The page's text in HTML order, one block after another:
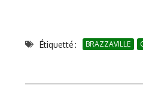
Étiquetté : BRAZZAVILLE